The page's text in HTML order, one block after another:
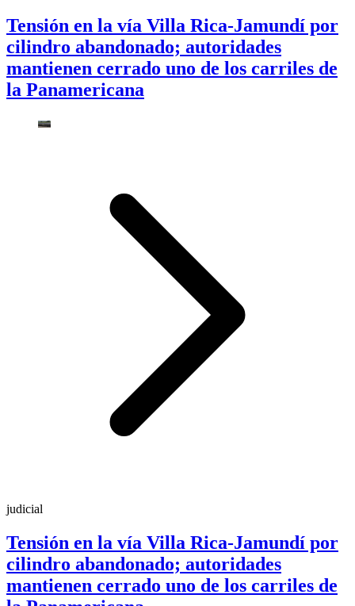
Tensión en la vía Villa Rica-Jamundí por
cilindro abandonado; autoridades
mantienen cerrado uno de los carriles de
la Panamericana
judicial
Tensión en la vía Villa Rica-Jamundí por
cilindro abandonado; autoridades
mantienen cerrado uno de los carriles de